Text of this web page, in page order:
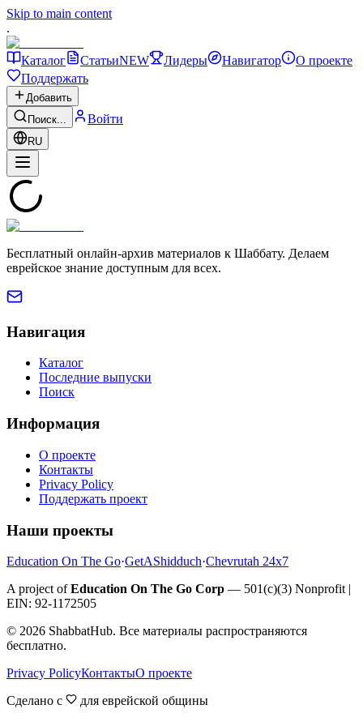
Skip to main content
.
Каталог СтатьиNEW Лидеры Навигатор
О проекте
Поддержать
Добавить
Поиск...
Войти
RU
Бесплатный онлайн-архив материалов к Шаббату. Делаем
еврейское знание доступным для всех.
Навигация
Каталог
Последние выпуски
Поиск
Информация
О проекте
Контакты
Privacy Policy
Поддержать проект
Наши проекты
Education On The Go·GetAShidduch·Chevrutah 24x7
A project ofEducation On The Go Corp — 501(c)(3) Nonprofit |
EIN: 92-1172505
© 2026 ShabbatHub. Все материалы распространяются
бесплатно.
Privacy PolicyКонтактыО проекте
Сделано с
для еврейской общины